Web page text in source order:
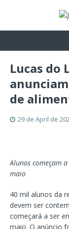
Lucas do
de
29 de April de
Alunos começam
maio
40 mil alunos da
devem ser
começará a ser
maio. O anúncio